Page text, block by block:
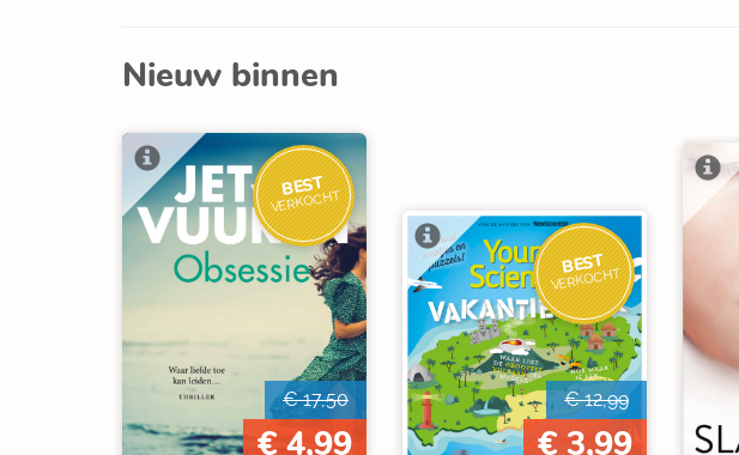
Nieuw binnen
BEST
VERKOCHT
€ 17,50
€ 4,99
BEST
VERKOCHT
€ 12,99
€ 3,99